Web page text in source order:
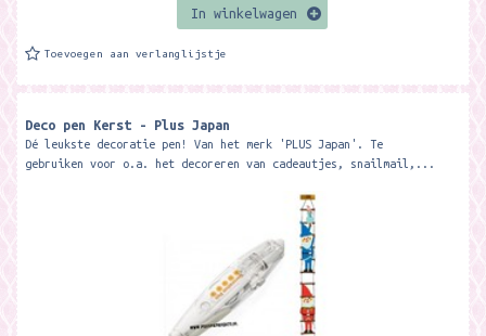
In winkelwagen
Toevoegen aan verlanglijstje
Deco pen Kerst - Plus Japan
Dé leukste decoratie pen! Van het merk 'PLUS Japan'. Te
gebruiken voor o.a. het decoreren van cadeautjes, snailmail,...